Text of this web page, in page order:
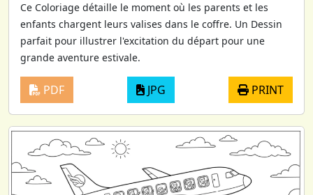
Ce Coloriage détaille le moment où les parents et les
enfants chargent leurs valises dans le coffre. Un Dessin
parfait pour illustrer l'excitation du départ pour une
grande aventure estivale.
PDF JPG PRINT